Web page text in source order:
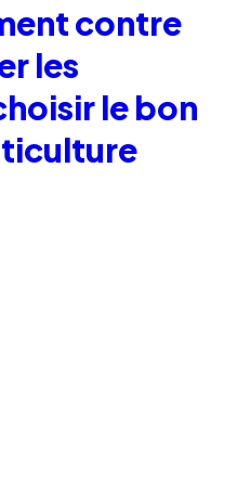
contre
les
le bon